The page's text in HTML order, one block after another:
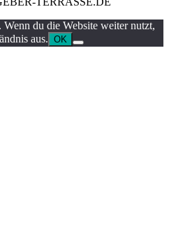
du die Website weiter nutzt,
aus. OK